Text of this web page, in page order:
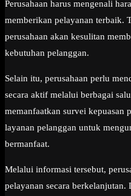
Perusahaan harus mengenali
memberikan pelayanan terbaik.
perusahaan akan kesulitan
kebutuhan pelanggan.
Selain itu, perusahaan perlu
secara aktif melalui berbagai
memanfaatkan survei kepuasan
layanan pelanggan untuk
bermanfaat.
Melalui informasi tersebut,
pelayanan secara berkelanjutan.